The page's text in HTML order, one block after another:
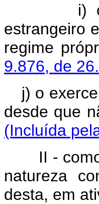
i) o
estrangeiro
regime
9.876, de
j) o
desde que
(Incluída
II - como
natureza
desta, em